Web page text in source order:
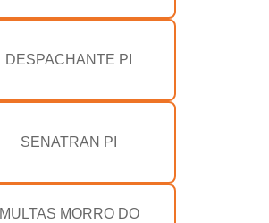
DESPACHANTE PI
SENATRAN PI
MULTAS MORRO DO